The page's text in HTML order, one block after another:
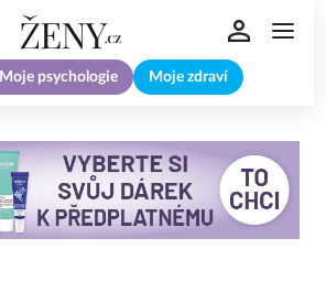
Moje psychologie Moje zdraví